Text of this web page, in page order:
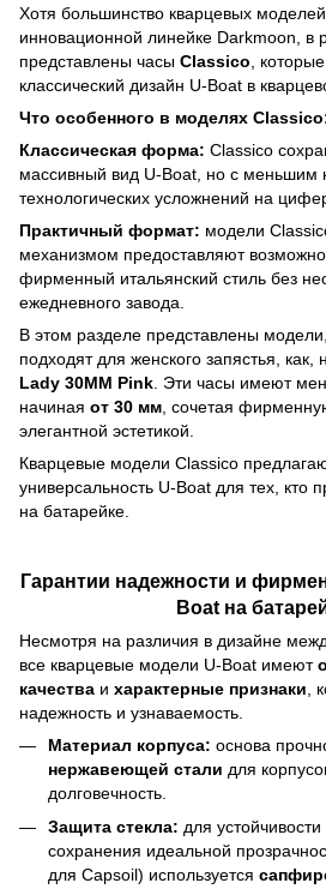
Хотя большинство кварцевых моделей
инновационной линейке Darkmoon, в
представлены часы Classico ,
классический дизайн U-Boat в
Что особенного в моделях
Классическая форма: Classico
массивный вид U-Boat, но с меньшим
технологических усложнений на
Практичный формат: модели
механизмом предоставляют
фирменный итальянский стиль без
ежедневного завода.
В этом разделе представлены
подходят для женского запястья, как,
Lady 30MM Pink . Эти часы имеют
начиная от 30 мм , сочетая
элегантной эстетикой.
Кварцевые модели Classico
универсальность U-Boat для тех, кто
на батарейке.
Гарантии надежности и
Boat на
Несмотря на различия в дизайне
все кварцевые модели U-Boat имеют
качества и характерные признаки ,
надежность и узнаваемость.
Материал корпуса: основа
нержавеющей стали для
долговечность.
Защита стекла: для
сохранения идеальной
для Capsoil) используется